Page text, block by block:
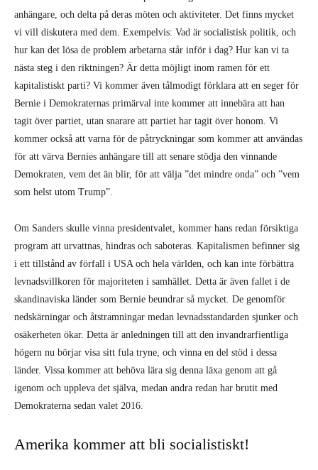
för att värva Bernies anhängare till att senare stödja den vinnande
Demokraten, vem det än blir, för att välja ”det mindre onda” och ”vem
som helst utom Trump”.
Om Sanders skulle vinna presidentvalet, kommer hans redan försiktiga
program att urvattnas, hindras och saboteras. Kapitalismen befinner sig
i ett tillstånd av förfall i USA och hela världen, och kan inte förbättra
levnadsvillkoren för majoriteten i samhället. Detta är även fallet i de
skandinaviska länder som Bernie beundrar så mycket. De genomför
nedskärningar och åtstramningar medan levnadsstandarden sjunker och
osäkerheten ökar. Detta är anledningen till att den invandrarfientliga
länder. Vissa kommer att behöva lära sig denna läxa genom att gå
igenom och uppleva det själva, medan andra redan har brutit med
Demokraterna sedan valet 2016.
Amerika kommer att bli socialistiskt!
I sitt senaste tal till nationen förklarade Trump att ”Amerika aldrig
kommer att bli ett socialistiskt land”. Detta kan räknas som ännu ett
bland de oräkneliga lögner som Trump dagligen häver ur sig. Ironiskt
nog har socialisterna och vänstern historiskt setts som en obetydlig kraft
i amerikansk politik. Nu känner presidenten att det är nödvändigt att
socialistiska idéer börjat vinna mark.